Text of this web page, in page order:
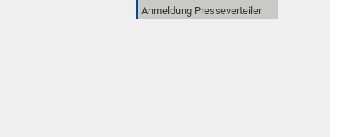
Anmeldung Presseverteiler